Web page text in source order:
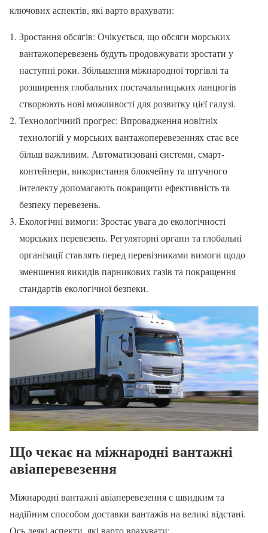
ключових аспектів, які варто врахувати:
Зростання обсягів: Очікується, що обсяги морських
вантажоперевезень будуть продовжувати зростати у
наступні роки. Збільшення міжнародної торгівлі та
розширення глобальних постачальницьких ланцюгів
створюють нові можливості для розвитку цієї галузі.
Технологічний прогрес: Впровадження новітніх
технологій у морських вантажоперевезеннях стає все
більш важливим. Автоматизовані системи, смарт-
контейнери, використання блокчейну та штучного
інтелекту допомагають покращити ефективність та
безпеку перевезень.
Екологічні вимоги: Зростає увага до екологічності
морських перевезень. Регуляторні органи та глобальні
організації ставлять перед перевізниками вимоги щодо
зменшення викидів парникових газів та покращення
стандартів екологічної безпеки.
Що чекає на міжнародні вантажні
авіаперевезення
Міжнародні вантажні авіаперевезення є швидким та
надійним способом доставки вантажів на великі відстані.
Ось деякі аспекти, які варто врахувати: